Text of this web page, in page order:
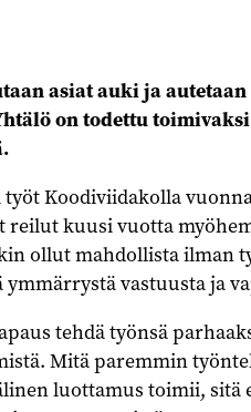
asiat auki ja
on todettu
Koodiviidakolla
reilut kuusi vuotta
ollut mahdollista ilman
vastuusta ja
tehdä työnsä
Mitä paremmin
luottamus toimii, sitä